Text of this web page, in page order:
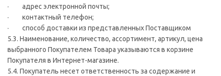
· адрес электронной почты;
· контактный телефон;
· способ доставки из представленных Поставщиком
5.3. Наименование, количество, ассортимент, артикул, цена
выбранного Покупателем Товара указываются в корзине
Покупателя в Интернет-магазине.
5.4. Покупатель несет ответственность за содержание и